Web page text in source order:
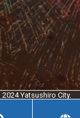
Yatsushiro City.